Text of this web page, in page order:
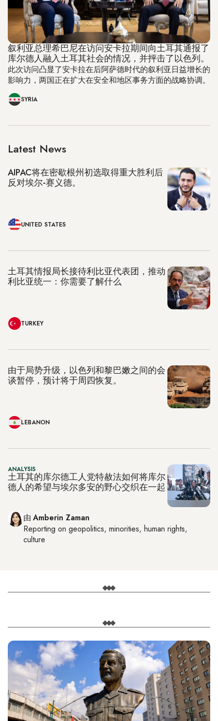
叙利亚总理希巴尼在访问安卡拉期间向土耳其通报了
库尔德人融入土耳其社会的情况，并抨击了以色列。
此次访问凸显了安卡拉在后阿萨德时代的叙利亚日益增长的
影响力，两国正在扩大在安全和地区事务方面的战略协调。
SYRIA
Latest News
AIPAC将在密歇根州初选取得重大胜利后
反对埃尔-赛义德。
UNITED STATES
土耳其情报局长接待利比亚代表团，推动
利比亚统一：你需要了解什么
TURKEY
由于局势升级，以色列和黎巴嫩之间的会
谈暂停，预计将于周四恢复。
LEBANON
ANALYSIS
土耳其的库尔德工人党特赦法如何将库尔
德人的希望与埃尔多安的野心交织在一起
由 Amberin Zaman
Reporting on geopolitics, minorities, human rights,
culture